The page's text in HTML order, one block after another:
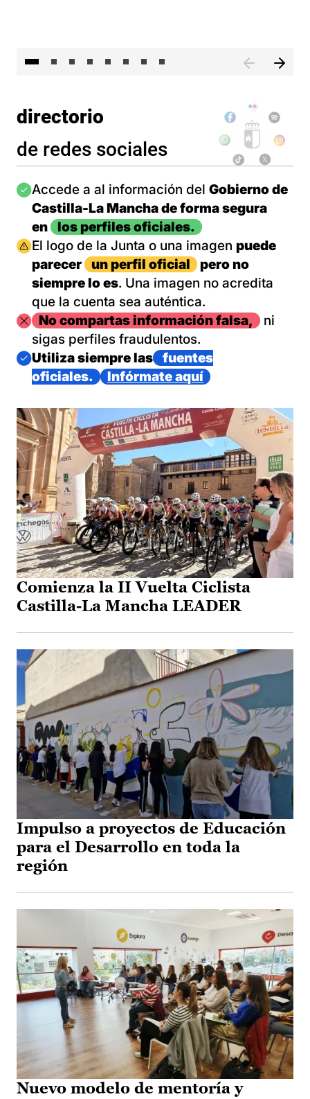
directorio
de redes sociales
Imagen
Accede a al información del Gobierno de
Castilla-La Mancha de forma segura
en
los perfiles oficiales.
Imagen
El logo de la Junta o una imagen puede
parecer
un perfil oficial
pero no
siempre lo es. Una imagen no acredita
que la cuenta sea auténtica.
ImagenNo compartas información falsa,
ni
sigas perfiles fraudulentos.
Imagen
Utiliza siempre las
fuentes
oficiales.
Infórmate aquí
Comienza la II Vuelta Ciclista
Castilla-La Mancha LEADER
Impulso a proyectos de Educación
para el Desarrollo en toda la
región
Nuevo modelo de mentoría y